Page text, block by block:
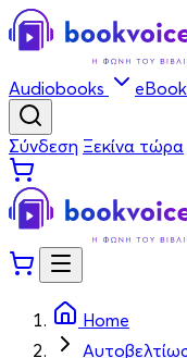
Audiobooks
Σύνδεση Ξεκίνα τώρα
Home